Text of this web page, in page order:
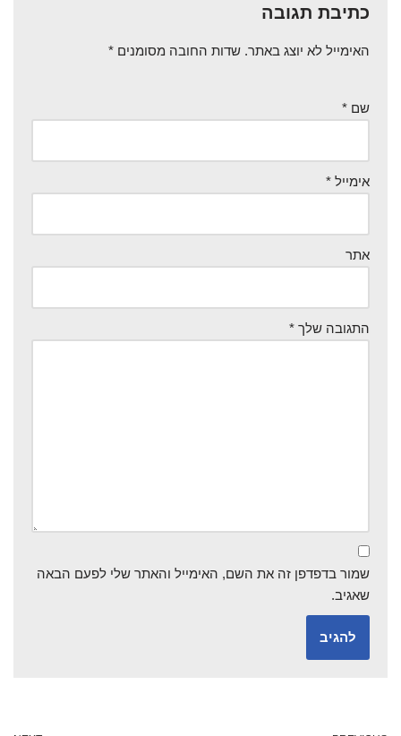
כתיבת תגובה
האימייל לא יוצג באתר. שדות החובה מסומנים *
שם *
אימייל *
אתר
התגובה שלך *
שמור בדפדפן זה את השם, האימייל והאתר שלי לפעם הבאה
שאגיב.